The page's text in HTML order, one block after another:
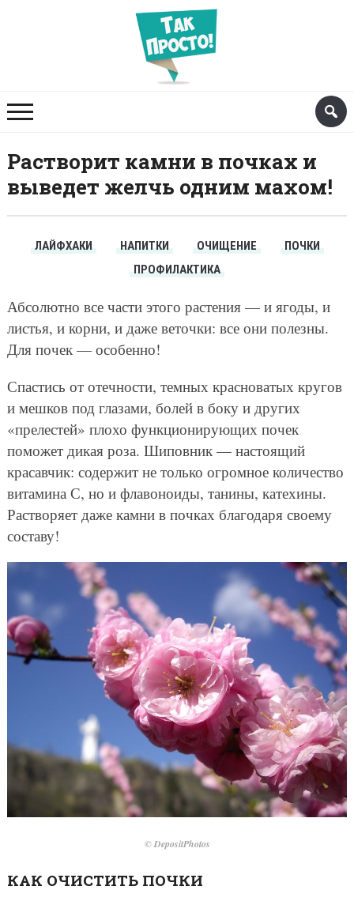
Растворит камни в почках и
выведет желчь одним махом!
ЛАЙФХАКИ НАПИТКИ ОЧИЩЕНИЕ
ПОЧКИ
ПРОФИЛАКТИКА
Абсолютно все части этого растения — и ягоды, и
листья, и корни, и даже веточки: все они полезны.
Для почек — особенно!
Спастись от отечности, темных красноватых кругов
и мешков под глазами, болей в боку и других
«прелестей» плохо функционирующих почек
поможет дикая роза. Шиповник — настоящий
красавчик: содержит не только огромное количество
витамина С, но и флавоноиды, танины, катехины.
Растворяет даже камни в почках благодаря своему
составу!
© DepositPhotos
КАК ОЧИСТИТЬ ПОЧКИ